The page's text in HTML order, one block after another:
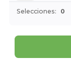
Selecciones: 0